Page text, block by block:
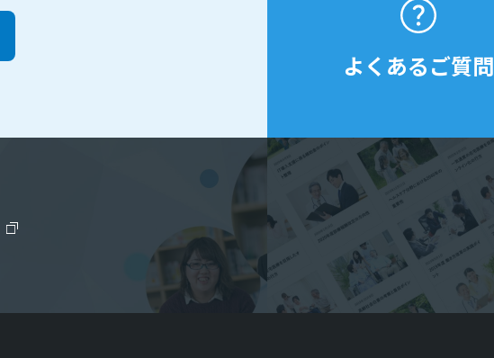
よくあるご質問